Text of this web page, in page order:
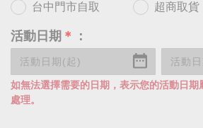
台中門市自取 超商取貨
活動日期 ＊ ：
如無法選擇需要的日期，表示您的活動日期
處理。